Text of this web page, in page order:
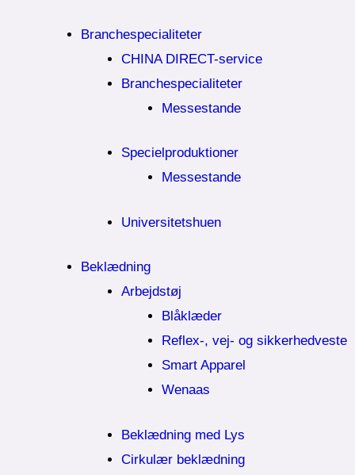
Branchespecialiteter
CHINA DIRECT-service
Branchespecialiteter
Messestande
Specielproduktioner
Messestande
Universitetshuen
Beklædning
Arbejdstøj
Blåklæder
Reflex-, vej- og sikkerhedveste
Smart Apparel
Wenaas
Beklædning med Lys
Cirkulær beklædning